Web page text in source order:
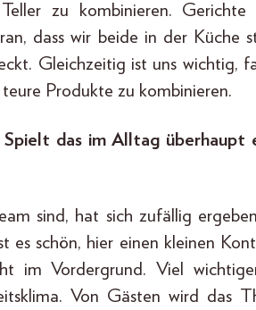
zu kombinieren.
dass wir beide in der Küche
Gleichzeitig ist uns wichtig,
Produkte zu kombinieren.
Spielt das im Alltag
sind, hat sich zufällig
es schön, hier einen kleinen
im Vordergrund. Viel
Von Gästen wird das